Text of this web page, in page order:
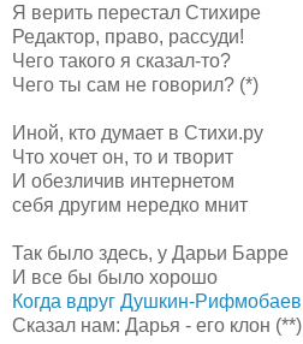
Я верить перестал Стихире
Редактор, право, рассуди!
Чего такого я сказал-то?
Чего ты сам не говорил? (*)
Иной, кто думает в Стихи.ру
Что хочет он, то и творит
И обезличив интернетом
себя другим нередко мнит
Так было здесь, у Дарьи Барре
И все бы было хорошо
Когда вдруг Душкин-Рифмобаев
Сказал нам: Дарья - его клон (**)